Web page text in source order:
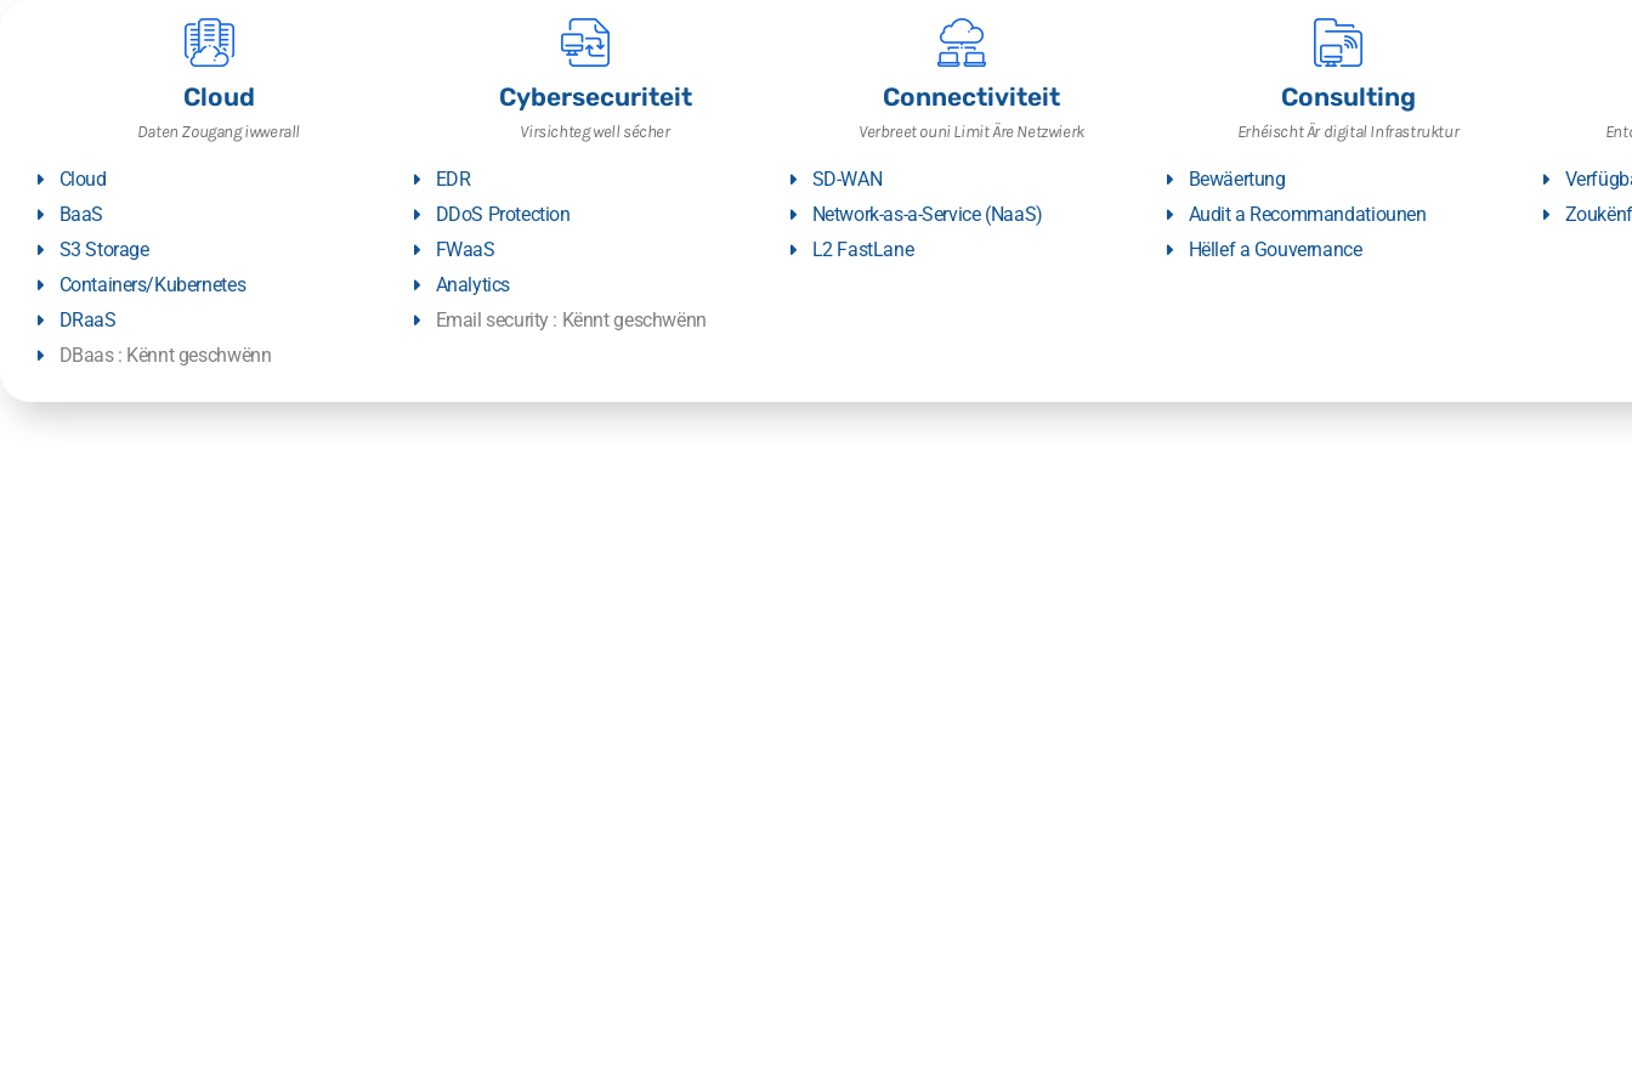
Cloud
Daten Zougang iwwerall
Cloud
BaaS
S3 Storage
Containers/Kubernetes
DRaaS
DBaas : Kënnt geschwënn
Cybersecuriteit
Virsichteg well sécher
EDR
DDoS Protection
FWaaS
Analytics
Email security : Kënnt geschwënn
Connectiviteit
Verbreet ouni Limit Äre Netzwierk
SD-WAN
Network-as-a-Service (NaaS)
L2 FastLane
Consulting
Erhéischt Är digital Infrastruktur
Bewäertung
Audit a Recommandatiounen
Hëllef a Gouvernance